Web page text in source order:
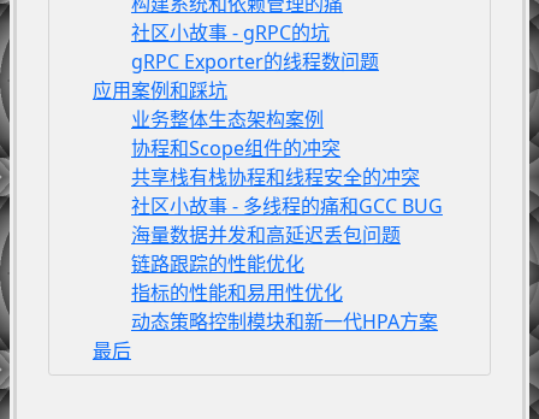
社区小故事 - gRPC的坑
gRPC Exporter的线程数问题
应用案例和踩坑
业务整体生态架构案例
协程和Scope组件的冲突
共享栈有栈协程和线程安全的冲突
社区小故事 - 多线程的痛和GCC BUG
海量数据并发和高延迟丢包问题
链路跟踪的性能优化
指标的性能和易用性优化
动态策略控制模块和新一代HPA方案
最后